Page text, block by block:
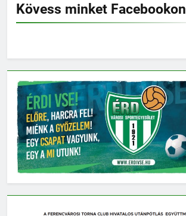
Kövess minket Facebookon